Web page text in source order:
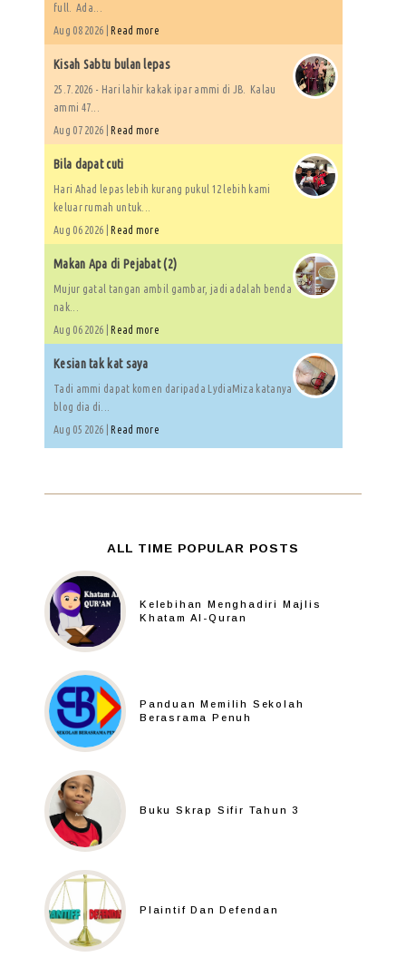
full. Ada...
Aug 08 2026 |Read more
Kisah Sabtu bulan lepas
25.7.2026 - Hari lahir kakak ipar ammi di JB. Kalau
ammi 47...
Aug 07 2026 |Read more
Bila dapat cuti
Hari Ahad lepas lebih kurang pukul 12 lebih kami
keluar rumah untuk...
Aug 06 2026 |Read more
Makan Apa di Pejabat (2)
Mujur gatal tangan ambil gambar, jadi adalah benda
nak...
Aug 06 2026 |Read more
Kesian tak kat saya
Tadi ammi dapat komen daripada LydiaMiza katanya
blog dia di...
Aug 05 2026 |Read more
ALL TIME POPULAR POSTS
Kelebihan Menghadiri Majlis
Khatam Al-Quran
Panduan Memilih Sekolah
Berasrama Penuh
Buku Skrap Sifir Tahun 3
Plaintif Dan Defendan